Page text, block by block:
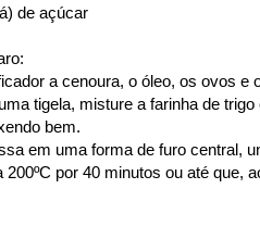
de açúcar
a cenoura, o óleo, os ovos
tigela, misture a farinha de
bem.
em uma forma de furo central,
200ºC por 40 minutos ou até que,